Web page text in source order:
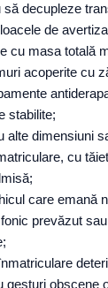
decupleze
de
cu masa totală
acoperite cu
stabilite;
alte dimensiuni
cu
care emană
prevăzut
obscene